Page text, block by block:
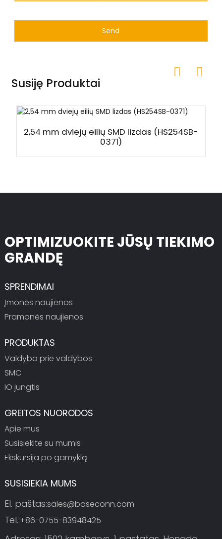
Send
Susiję Produktai
2,54 mm dviejų eilių SMD lizdas (HS254SB-
0371)
OPTIMIZUOKITE JŪSŲ TIEKIMO
GRANDĘ
SPRENDIMAI
Įmonės naujienos
Pramonės naujienos
PRODUKTAS
Valdyba prie valdybos
SMC
IO jungtis
GREITOS NUORODOS
Apie mus
Susisiekite su mumis
Ekskursija po gamyklą
SUSISIEKIA MUMS
El. paštas:sales@baseconn.com
Tel.:+86-0755-83948425